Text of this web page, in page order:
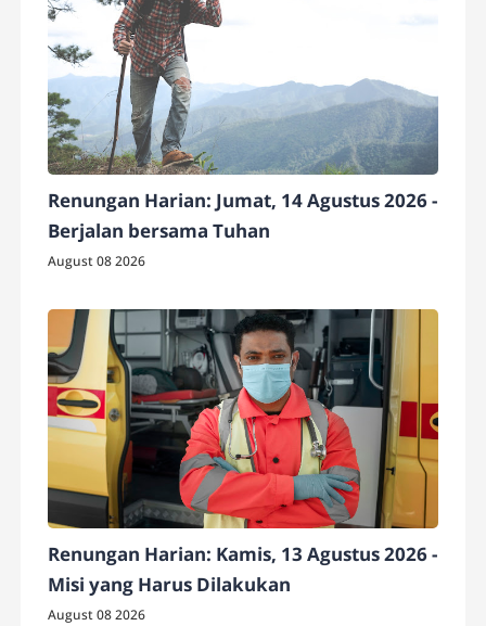
Renungan Harian: Jumat, 14 Agustus 2026 -
Berjalan bersama Tuhan
August 08 2026
Renungan Harian: Kamis, 13 Agustus 2026 -
Misi yang Harus Dilakukan
August 08 2026